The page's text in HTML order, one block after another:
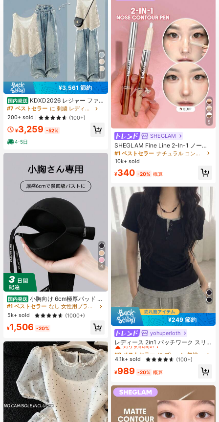
11
¥3,561 節約
国内発送 KDXD2026 レジャー ファッ
ション ロングサイズ 夏服 女性 ワイ
ルドスタイル ボア付きトップス ワイ
ルドスタイル ロングスカート 3点セ
ット UVカット 軽量 通気性 袖付き
ヒップカバー効果 通気性抜群 サイズ
豊富
#7 ベストセラー
に 刺繍 レディースコーデ
200+ sold
(100+)
¥3,259 -52%
4-5日
4
国内発送 小胸向け 6cm極厚パッド 盛
りブラ ノンワイヤー 谷間メイク シ
ームレス ボリュームアップ 美胸フィ
ット ブラジャー
#1 ベストセラー
なし 女性用ブラジャーとブラレット
5k+ sold
(1000+)
¥1,506 -20%
5
SHEGLAM
SHEGLAM Fine Line 2-In-1 ノーズ
コンター&ハイライトペン-Buff ノー
ズシャドウ シェーディング 女性と女
の子のためのブランドビューティー
コスメメイクアップ
#1 ベストセラー
ナチュラル コントゥア＆ブロンザー
10k+ sold
¥340 -20% 概算
¥249 節約
yohuperloth
レディース 2in1 パッチワーク スリ
ムフィット 多用途 カジュアル 半袖T
シャツ ブラック 夏用
#3 ベストセラー
売り切れ間近！
#3 ベストセラー
売り切れ間近！
#3 ベストセラー
売り切れ間近！
#3 ベストセラー
に プレーン 無地のカジュアルTシャツ
売り切れ間近！
4.1k+ sold (100+)
¥989 -20% 概算